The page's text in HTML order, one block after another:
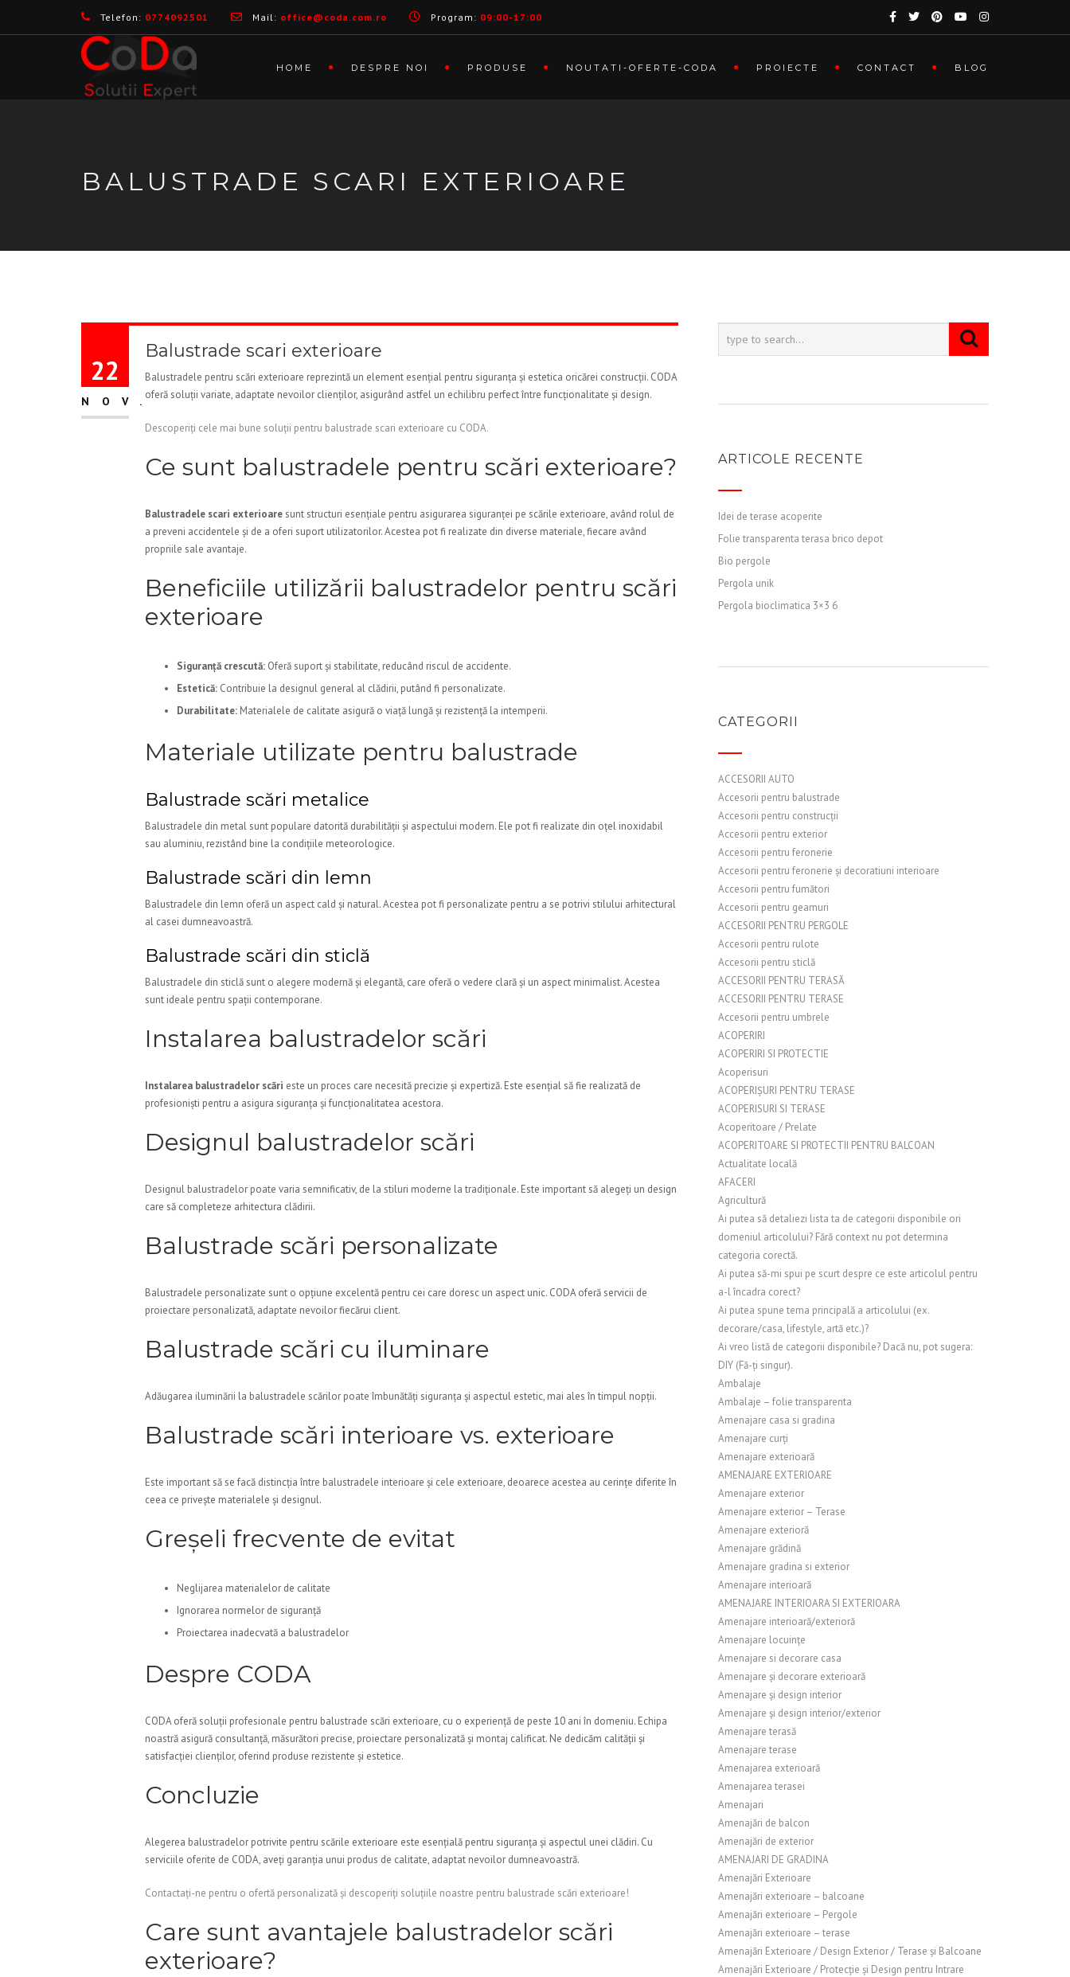
Telefon: 0774092501 Mail: office@coda.com.ro Program: 09:00-17:00
HOME DESPRE NOI PRODUSE NOUTATI-OFERTE-CODA PROIECTE CONTACT BLOG
BALUSTRADE SCARI EXTERIOARE
22
NOV.
Balustrade scari exterioare
Balustradele pentru scări exterioare reprezintă un element esențial pentru siguranța și estetica oricărei construcții. CODA
oferă soluții variate, adaptate nevoilor clienților, asigurând astfel un echilibru perfect între funcționalitate și design.
Descoperiți cele mai bune soluții pentru balustrade scari exterioare cu CODA.
Ce sunt balustradele pentru scări exterioare?
Balustradele scari exterioaresunt structuri esențiale pentru asigurarea siguranței pe scările exterioare, având rolul de
a preveni accidentele și de a oferi suport utilizatorilor. Acestea pot fi realizate din diverse materiale, fiecare având
propriile sale avantaje.
Beneficiile utilizării balustradelor pentru scări
exterioare
Siguranță crescută: Oferă suport și stabilitate, reducând riscul de accidente.
Estetică: Contribuie la designul general al clădirii, putând fi personalizate.
Durabilitate: Materialele de calitate asigură o viață lungă și rezistență la intemperii.
Materiale utilizate pentru balustrade
Balustrade scări metalice
Balustradele din metal sunt populare datorită durabilității și aspectului modern. Ele pot fi realizate din oțel inoxidabil
sau aluminiu, rezistând bine la condițiile meteorologice.
Balustrade scări din lemn
Balustradele din lemn oferă un aspect cald și natural. Acestea pot fi personalizate pentru a se potrivi stilului arhitectural
al casei dumneavoastră.
Balustrade scări din sticlă
Balustradele din sticlă sunt o alegere modernă și elegantă, care oferă o vedere clară și un aspect minimalist. Acestea
sunt ideale pentru spații contemporane.
Instalarea balustradelor scări
Instalarea balustradelor scări este un proces care necesită precizie și expertiză. Este esențial să fie realizată de
profesioniști pentru a asigura siguranța și funcționalitatea acestora.
Designul balustradelor scări
Designul balustradelor poate varia semnificativ, de la stiluri moderne la tradiționale. Este important să alegeți un design
care să completeze arhitectura clădirii.
Balustrade scări personalizate
Balustradele personalizate sunt o opțiune excelentă pentru cei care doresc un aspect unic. CODA oferă servicii de
proiectare personalizată, adaptate nevoilor fiecărui client.
Balustrade scări cu iluminare
Adăugarea iluminării la balustradele scărilor poate îmbunătăți siguranța și aspectul estetic, mai ales în timpul nopții.
Balustrade scări interioare vs. exterioare
Este important să se facă distincția între balustradele interioare și cele exterioare, deoarece acestea au cerințe diferite în
ceea ce privește materialele și designul.
Greșeli frecvente de evitat
Neglijarea materialelor de calitate
Ignorarea normelor de siguranță
Proiectarea inadecvată a balustradelor
Despre CODA
CODA oferă soluții profesionale pentru balustrade scări exterioare, cu o experiență de peste 10 ani în domeniu. Echipa
noastră asigură consultanță, măsurători precise, proiectare personalizată și montaj calificat. Ne dedicăm calității și
satisfacției clienților, oferind produse rezistente și estetice.
Concluzie
Alegerea balustradelor potrivite pentru scările exterioare este esențială pentru siguranța și aspectul unei clădiri. Cu
serviciile oferite de CODA, aveți garanția unui produs de calitate, adaptat nevoilor dumneavoastră.
Contactați-ne pentru o ofertă personalizată și descoperiți soluțiile noastre pentru balustrade scări exterioare!
Care sunt avantajele balustradelor scări
exterioare?
ARTICOLE RECENTE
Idei de terase acoperite
Folie transparenta terasa brico depot
Bio pergole
Pergola unik
Pergola bioclimatica 3×3 6
CATEGORII
ACCESORII AUTO
Accesorii pentru balustrade
Accesorii pentru construcții
Accesorii pentru exterior
Accesorii pentru feronerie
Accesorii pentru feronerie și decoratiuni interioare
Accesorii pentru fumători
Accesorii pentru geamuri
ACCESORII PENTRU PERGOLE
Accesorii pentru rulote
Accesorii pentru sticlă
ACCESORII PENTRU TERASĂ
ACCESORII PENTRU TERASE
Accesorii pentru umbrele
ACOPERIRI
ACOPERIRI SI PROTECTIE
Acoperisuri
ACOPERIȘURI PENTRU TERASE
ACOPERISURI SI TERASE
Acoperitoare / Prelate
ACOPERITOARE SI PROTECTII PENTRU BALCOAN
Actualitate locală
AFACERI
Agricultură
Ai putea să detaliezi lista ta de categorii disponibile ori
domeniul articolului? Fără context nu pot determina
categoria corectă.
Ai putea să-mi spui pe scurt despre ce este articolul pentru
a-l încadra corect?
Ai putea spune tema principală a articolului (ex.
decorare/casa, lifestyle, artă etc.)?
Ai vreo listă de categorii disponibile? Dacă nu, pot sugera:
DIY (Fă-ți singur).
Ambalaje
Ambalaje – folie transparenta
Amenajare casa si gradina
Amenajare curți
Amenajare exterioară
AMENAJARE EXTERIOARE
Amenajare exterior
Amenajare exterior – Terase
Amenajare exterioră
Amenajare grădină
Amenajare gradina si exterior
Amenajare interioară
AMENAJARE INTERIOARA SI EXTERIOARA
Amenajare interioară/exterioră
Amenajare locuințe
Amenajare si decorare casa
Amenajare și decorare exterioară
Amenajare și design interior
Amenajare și design interior/exterior
Amenajare terasă
Amenajare terase
Amenajarea exterioară
Amenajarea terasei
Amenajari
Amenajări de balcon
Amenajări de exterior
AMENAJARI DE GRADINA
Amenajări Exterioare
Amenajări exterioare – balcoane
Amenajări exterioare – Pergole
Amenajări exterioare – terase
Amenajări Exterioare / Design Exterior / Terase și Balcoane
Amenajări Exterioare / Protecție și Design pentru Intrare